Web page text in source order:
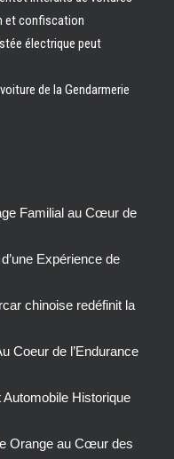
et confiscation
électrique peut
de la Gendarmerie
Familial au Cœur de
Expérience de
chinoise redéfinit la
Coeur de l’Endurance
Historique
Orange au Cœur des